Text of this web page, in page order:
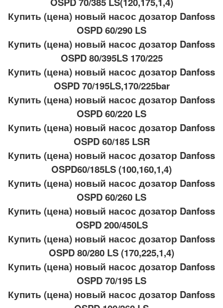
Купить (цена) новый насос дозатор Danfoss
OSPD 60/290 LS
Купить (цена) новый насос дозатор Danfoss
OSPD 80/395LS 170/225
Купить (цена) новый насос дозатор Danfoss
OSPD 70/195LS,170/225bar
Купить (цена) новый насос дозатор Danfoss
OSPD 60/220 LS
Купить (цена) новый насос дозатор Danfoss
OSPD 60/185 LSR
Купить (цена) новый насос дозатор Danfoss
OSPD60/185LS (100,160,1,4)
Купить (цена) новый насос дозатор Danfoss
OSPD 60/260 LS
Купить (цена) новый насос дозатор Danfoss
OSPD 200/450LS
Купить (цена) новый насос дозатор Danfoss
OSPD 80/280 LS (170,225,1,4)
Купить (цена) новый насос дозатор Danfoss
OSPD 70/195 LS
Купить (цена) новый насос дозатор Danfoss